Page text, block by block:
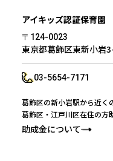
アイキッズ認証保育園
〒124-0023
東京都葛飾区東新小岩
03-5654-7171
葛飾区の新小岩駅から近く
葛飾区・江戸川区在住の方
助成金について